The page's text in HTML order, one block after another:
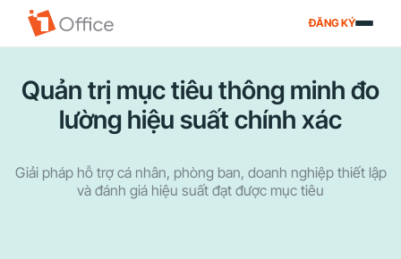
ĐĂNG KÝ
Quản trị mục tiêu thông minh đo
lường hiệu suất chính xác
Giải pháp hỗ trợ cá nhân, phòng ban, doanh nghiệp thiết lập
và đánh giá hiệu suất đạt được mục tiêu